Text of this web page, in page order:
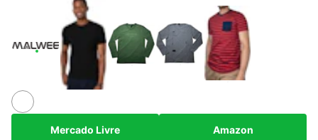
Mercado Livre Amazon